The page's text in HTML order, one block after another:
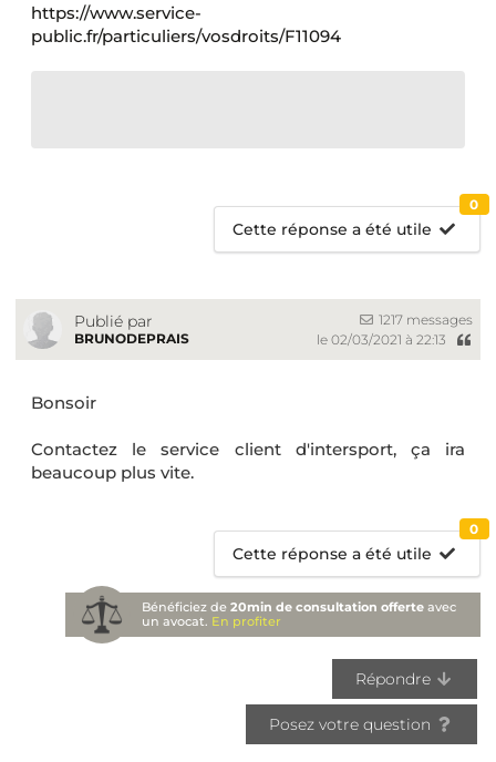
https://www.service-
public.fr/particuliers/vosdroits/F11094
Cette réponse a été utile
0
Publié par
BRUNODEPRAIS
1217 messages
le 02/03/2021 à 22:13
Bonsoir
Contactez le service client d'intersport, ça ira
beaucoup plus vite.
Cette réponse a été utile
0
Bénéficiez de20min de consultation offerte avec
un avocat. En profiter
Répondre
Posez votre question